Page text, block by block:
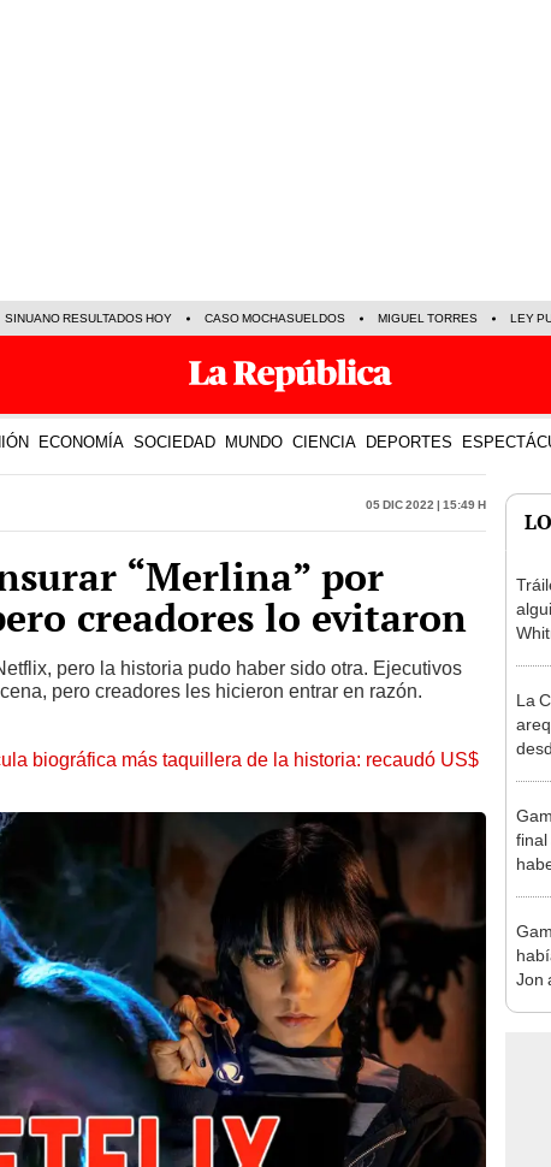
SINUANO RESULTADOS HOY CASO MOCHASUELDOS MIGUEL TORRES LEY
ECONOMÍA SOCIEDAD MUNDO CIENCIA DEPORTES
05 Dic 2022 | 15:49 h
“Merlina” por
creadores lo evitaron
pero la historia pudo haber sido otra. Ejecutivos
pero creadores les hicieron entrar en razón.
biográfica más taquillera de la historia: recaudó US$
La
final
Jon